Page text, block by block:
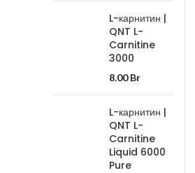
L-карнитин |
QNT L-
Carnitine
3000
8.00Br
L-карнитин |
QNT L-
Carnitine
Liquid 6000
Pure